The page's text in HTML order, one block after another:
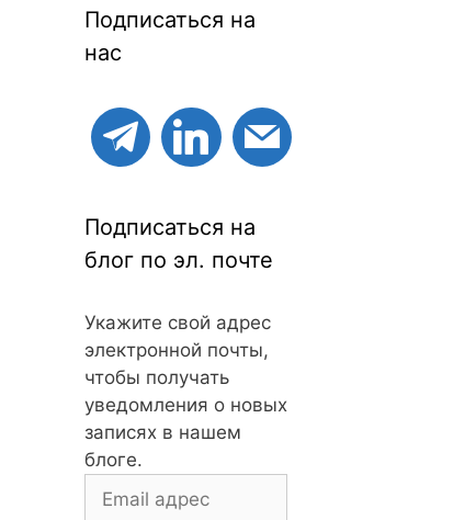
Подписаться на
нас
Подписаться на
блог по эл. почте
Укажите свой адрес
электронной почты,
чтобы получать
уведомления о новых
записях в нашем
блоге.
Email